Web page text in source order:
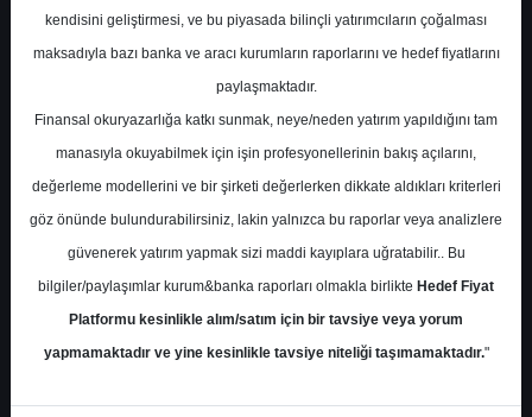
Ak Yatırım Bankacılık Sektörü 4. Çeyrek Kar
Beklentileri Raporu
Salı, 23 Ocak 2024 00:00
S.No Dosya Adı İndir
1
ak-yatirim-bankacilik-
Dosyayı
İndir
kendisini geliştirmesi, ve bu piyasada bilinçli yatırımcıların çoğalması
maksadıyla bazı banka ve aracı kurumların raporlarını ve hedef fiyatlarını
paylaşmaktadır.
Finansal okuryazarlığa katkı sunmak, neye/neden yatırım yapıldığını tam
manasıyla okuyabilmek için işin profesyonellerinin bakış açılarını,
değerleme modellerini ve bir şirketi değerlerken dikkate aldıkları kriterleri
göz önünde bulundurabilirsiniz, lakin yalnızca bu raporlar veya analizlere
güvenerek yatırım yapmak sizi maddi kayıplara uğratabilir.. Bu
bilgiler/paylaşımlar kurum&banka raporları olmakla birlikte Hedef Fiyat
Platformu kesinlikle alım/satım için bir tavsiye veya yorum
yapmamaktadır ve yine kesinlikle tavsiye niteliği taşımamaktadır."